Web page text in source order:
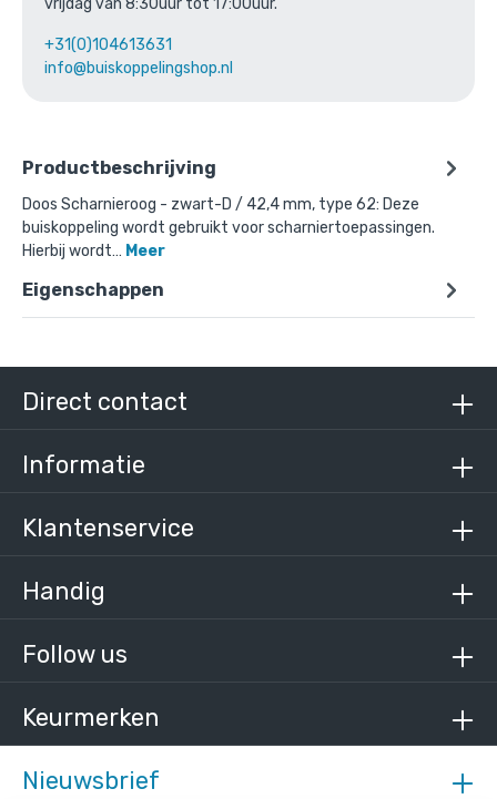
vrijdag van 8:30uur tot 17:00uur.
+31(0)104613631
info@buiskoppelingshop.nl
Productbeschrijving
Doos Scharnieroog - zwart-D / 42,4 mm, type 62: Deze
buiskoppeling wordt gebruikt voor scharniertoepassingen.
Hierbij wordt… Meer
Eigenschappen
€ 15,95 excl. BTW
Nieuwsbrief
Follow us
Keurmerken
Direct contact
Informatie
Klantenservice
Handig